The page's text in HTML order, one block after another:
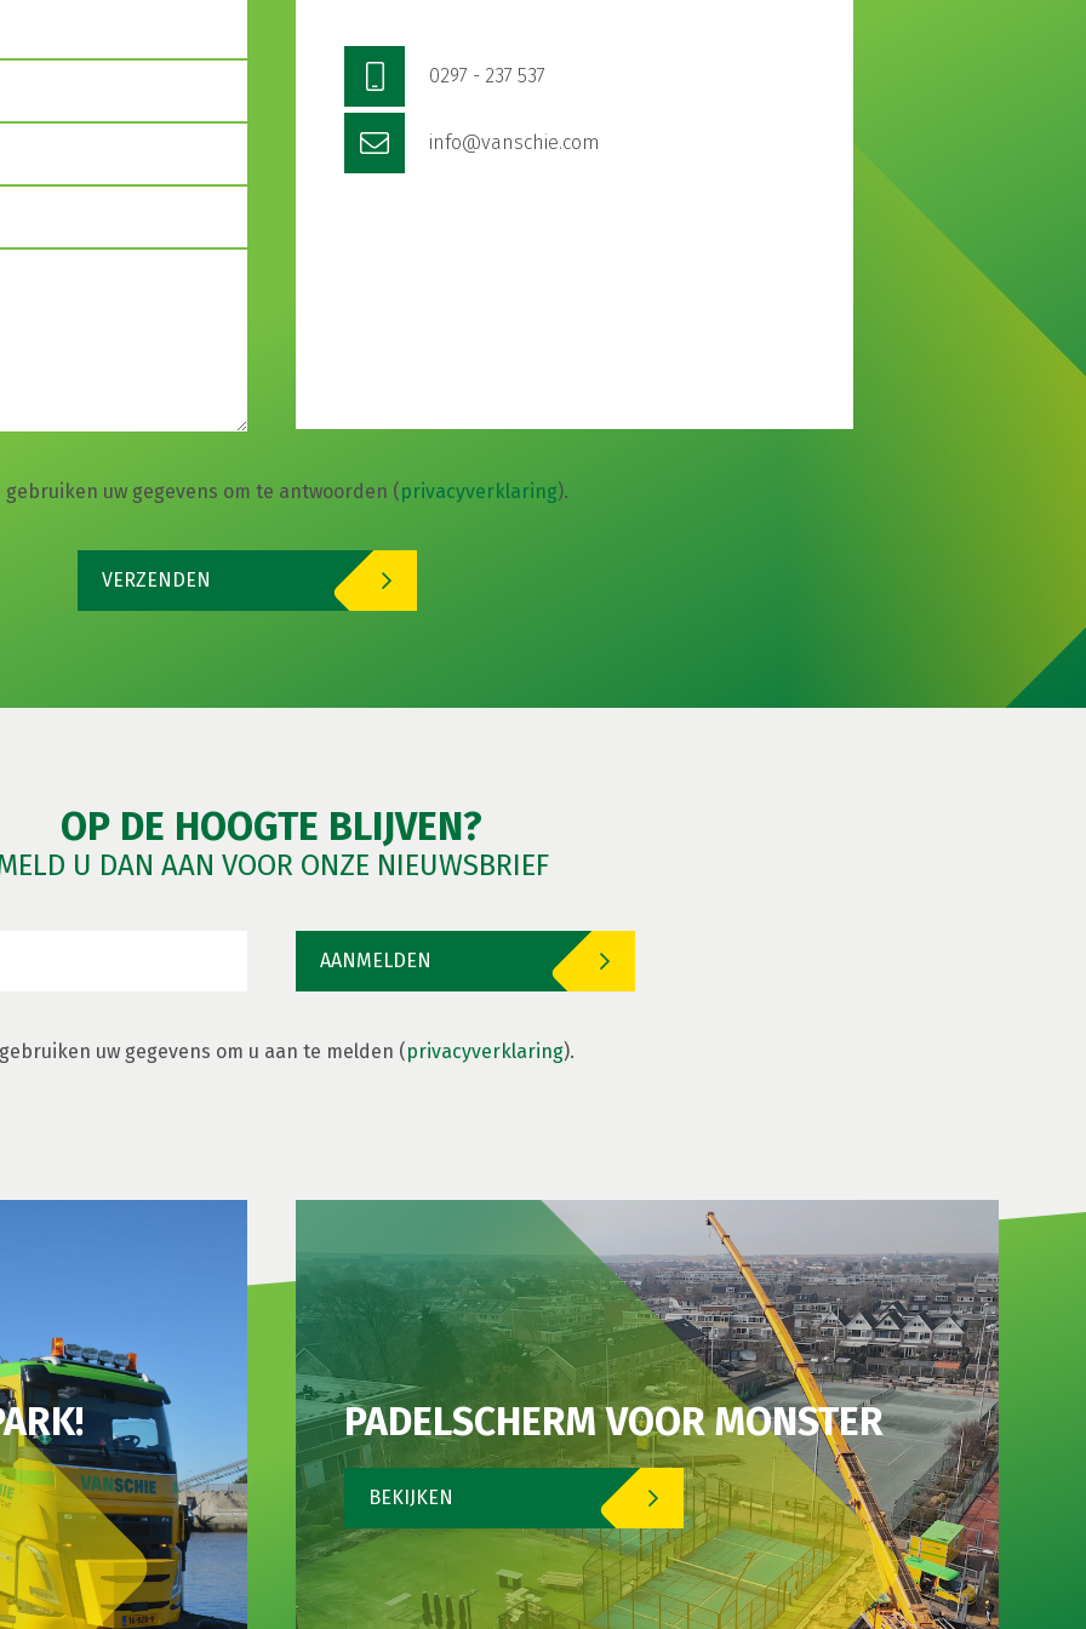
gebruiken uw gegevens om te antwoorden (privacyverklaring).
VERZENDEN
0297 - 237 537
info@vanschie.com
OP DE HOOGTE BLIJVEN?
U DAN AAN VOOR ONZE NIEUWSBRIEF
uw gegevens om u aan te melden (privacyverklaring).
PADELSCHERM VOOR MONSTER
BEKIJKEN